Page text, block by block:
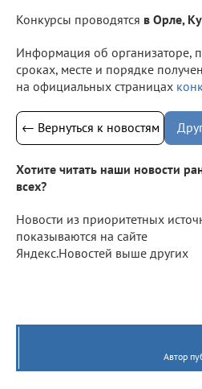
Конкурсы проводятся в Орле,
Информация об организаторе,
сроках, месте и порядке
на официальных страницах
← Вернуться к новостям
Хотите читать наши новости
всех?
Новости из приоритетных
показываются на сайте
Яндекс.Новостей выше других
Автор